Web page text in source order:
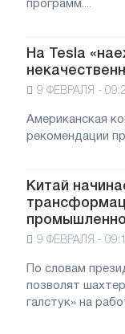
программ....
На Tesla
9 ФЕВРАЛЯ -
Американская
рекомендации
Китай
9 ФЕВРАЛЯ -
По словам
позволят
галстук» на